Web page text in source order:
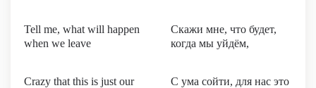
Tell me, what will happen
when we leave
Скажи мне, что будет,
когда мы уйдём,
Crazy that this is just our
С ума сойти, для нас это